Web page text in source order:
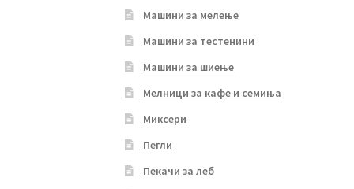
Машини за мелење
Машини за тестенини
Машини за шиење
Мелници за кафе и семиња
Миксери
Пегли
Пекачи за леб